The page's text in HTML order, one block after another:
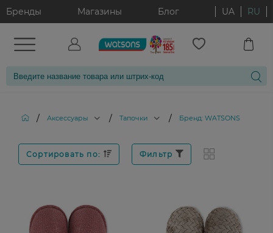
Бренды Магазины Блог UA RU
/ Аксессуары / Тапочки / Бренд: WATSONS
Сортировать по: Фильтр